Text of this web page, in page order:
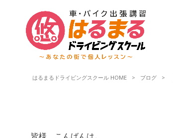
はるまるドライビングスクール HOME > ブログ >